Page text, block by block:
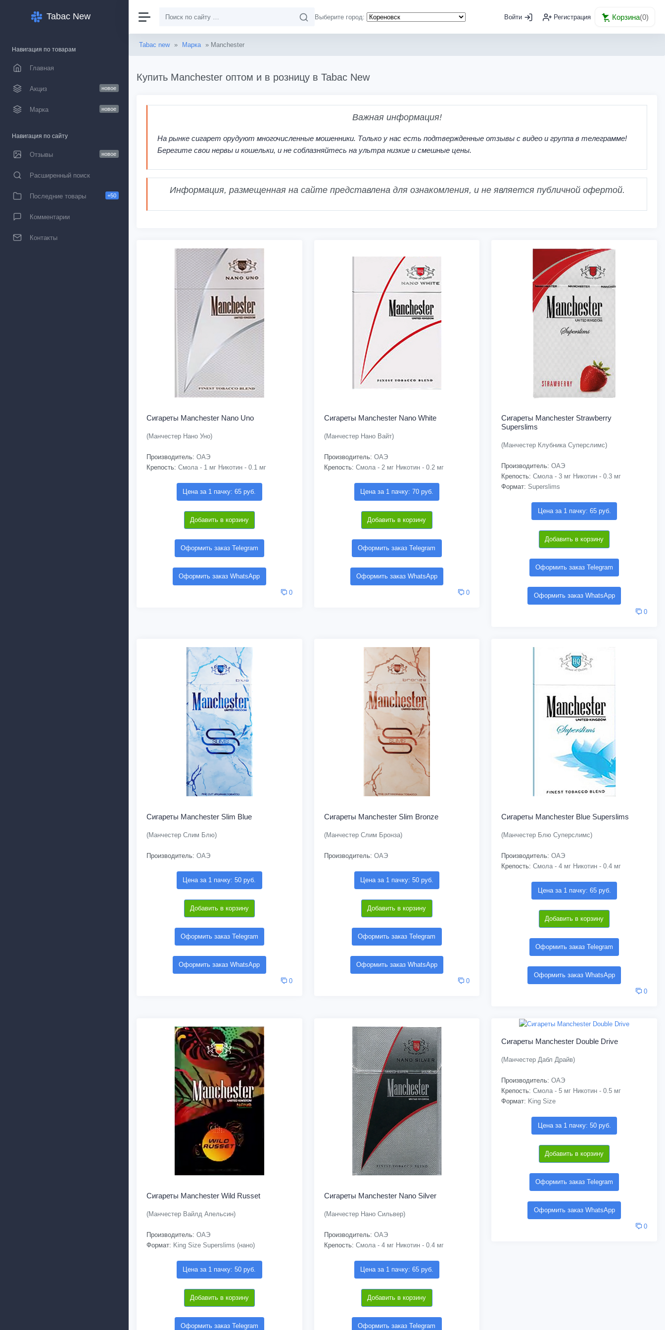
Tabac New
Навигация по товарам
Главная
Акциз новое
Марка новое
Навигация по сайту
Отзывы новое
Расширенный поиск
Последние товары +50
Комментарии
Контакты
Выберите город: Войти Регистрация Корзина(0)
Tabac new » Марка » Manchester
Купить Manchester оптом и в розницу в Tabac New
Важная информация!
На рынке сигарет орудуют многочисленные мошенники. Только у нас есть подтвержденные отзывы с видео и группа в телеграмме!
Берегите свои нервы и кошельки, и не соблазняйтесь на ультра низкие и смешные цены.
Информация, размещенная на сайте представлена для ознакомления, и не является публичной офертой.
Сигареты Manchester Nano Uno
(Манчестер Нано Уно)
Производитель: ОАЭ
Крепость: Смола - 1 мг Никотин - 0.1 мг
Цена за 1 пачку: 65 руб.
Добавить в корзину
Оформить заказ Telegram
Оформить заказ WhatsApp
0
Сигареты Manchester Nano White
(Манчестер Нано Вайт)
Производитель: ОАЭ
Крепость: Смола - 2 мг Никотин - 0.2 мг
Цена за 1 пачку: 70 руб.
Добавить в корзину
Оформить заказ Telegram
Оформить заказ WhatsApp
0
Сигареты Manchester Strawberry
Superslims
(Манчестер Клубника Суперслимс)
Производитель: ОАЭ
Крепость: Смола - 3 мг Никотин - 0.3 мг
Формат: Superslims
Цена за 1 пачку: 65 руб.
Добавить в корзину
Оформить заказ Telegram
Оформить заказ WhatsApp
0
Сигареты Manchester Slim Blue
(Манчестер Слим Блю)
Производитель: ОАЭ
Цена за 1 пачку: 50 руб.
Добавить в корзину
Оформить заказ Telegram
Оформить заказ WhatsApp
0
Сигареты Manchester Slim Bronze
(Манчестер Слим Бронза)
Производитель: ОАЭ
Цена за 1 пачку: 50 руб.
Добавить в корзину
Оформить заказ Telegram
Оформить заказ WhatsApp
0
Сигареты Manchester Blue Superslims
(Манчестер Блю Суперслимс)
Производитель: ОАЭ
Крепость: Смола - 4 мг Никотин - 0.4 мг
Цена за 1 пачку: 65 руб.
Добавить в корзину
Оформить заказ Telegram
Оформить заказ WhatsApp
0
Сигареты Manchester Wild Russet
(Манчестер Вайлд Апельсин)
Производитель: ОАЭ
Формат: King Size Superslims (нано)
Цена за 1 пачку: 50 руб.
Добавить в корзину
Оформить заказ Telegram
Сигареты Manchester Nano Silver
(Манчестер Нано Сильвер)
Производитель: ОАЭ
Крепость: Смола - 4 мг Никотин - 0.4 мг
Цена за 1 пачку: 65 руб.
Добавить в корзину
Оформить заказ Telegram
Сигареты Manchester Double Drive
(Манчестер Дабл Драйв)
Производитель: ОАЭ
Крепость: Смола - 5 мг Никотин - 0.5 мг
Формат: King Size
Цена за 1 пачку: 50 руб.
Добавить в корзину
Оформить заказ Telegram
Оформить заказ WhatsApp
0